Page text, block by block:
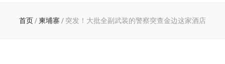
首页/ 柬埔寨 / 突发！大批全副武装的警察突查金边这家酒店